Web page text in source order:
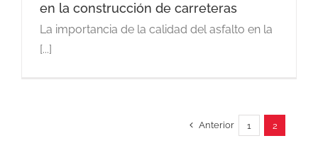
en la construcción de carreteras
La importancia de la calidad del asfalto en la
[...]
Anterior 1 2